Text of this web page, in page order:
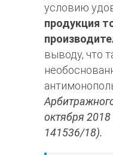
условию
продукция
выводу, что
октября
141536/18).